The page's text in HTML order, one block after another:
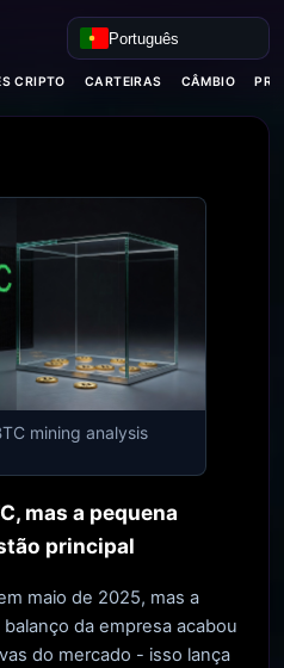
Português
CRIPTO CARTEIRAS CÂMBIO
mining analysis
mas a pequena
principal
maio de 2025, mas a
da empresa acabou
do mercado - isso lança